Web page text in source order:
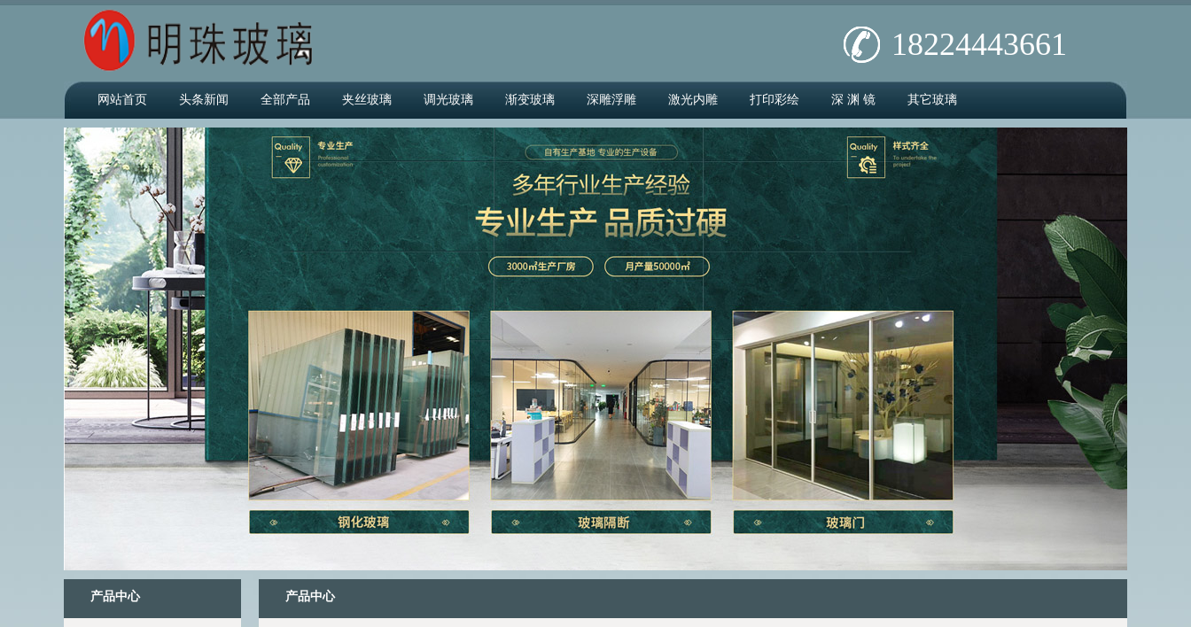
18224443661
网站首页 头条新闻 全部产品 夹丝玻璃 调光玻璃 渐变玻璃 深雕浮雕 激光内雕 打印彩绘 深 渊 镜 其它玻璃
产品中心 产品中心